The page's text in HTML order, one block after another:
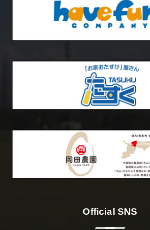
Official SNS